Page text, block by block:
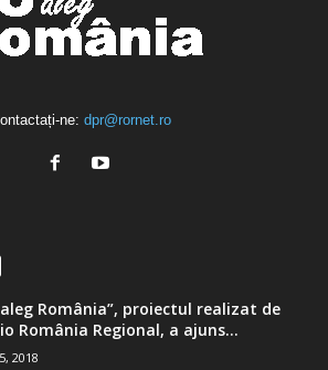
ne: dpr@rornet.ro
aleg România”, proiectul realizat de
România Regional, a ajuns...
2018